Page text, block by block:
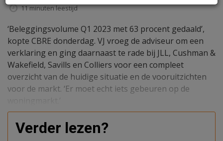
11 minuten leestijd
‘Beleggingsvolume Q1 2023 met 63 procent gedaald’,
kopte CBRE donderdag. VJ vroeg de adviseur om een
verklaring en ging daarnaast te rade bij JLL, Cushman &
Wakefield, Savills en Colliers voor een compleet
overzicht van de huidige situatie en de vooruitzichten
voor de markt. ‘Er moet echt iets gebeuren op de
Verder lezen?